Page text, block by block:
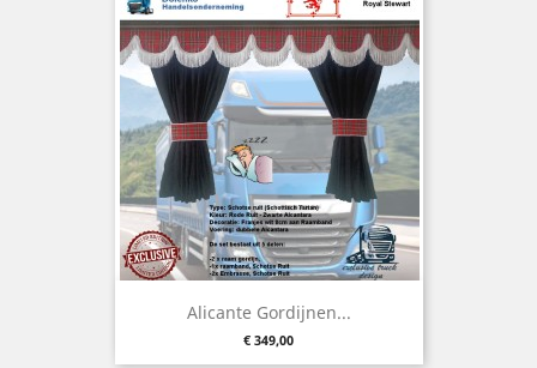
Alicante Gordijnen...
Prijs
€ 349,00